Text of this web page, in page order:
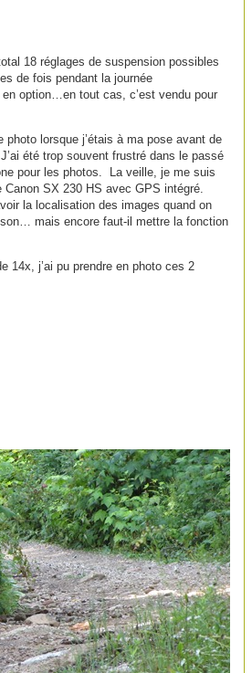
18 réglages de suspension possibles
de fois pendant la journée
option…en tout cas, c’est vendu pour
lorsque j’étais à ma pose avant de
été trop souvent frustré dans le passé
pour les photos. La veille, je me suis
Canon SX 230 HS avec GPS intégré.
la localisation des images quand on
mais encore faut-il mettre la fonction
14x, j’ai pu prendre en photo ces 2